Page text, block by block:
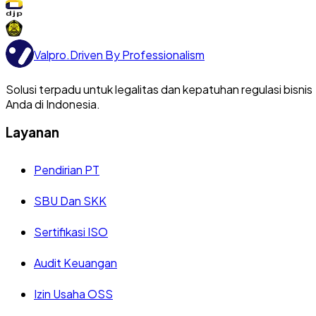
Valpro.Driven By Professionalism
Solusi terpadu untuk legalitas dan kepatuhan regulasi bisnis
Anda di Indonesia.
Layanan
Pendirian PT
SBU Dan SKK
Sertifikasi ISO
Audit Keuangan
Izin Usaha OSS